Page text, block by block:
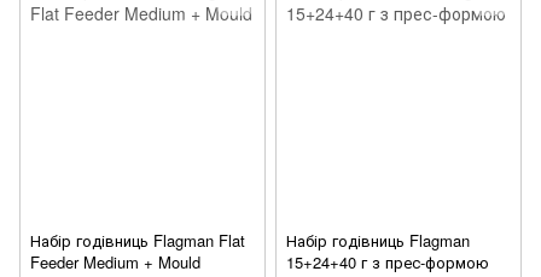
Набір годівниць Flagman Flat
Feeder Medium + Mould
Набір годівниць Flagman
15+24+40 г з прес-формою